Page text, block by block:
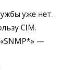
уже нет.
CIM.
—